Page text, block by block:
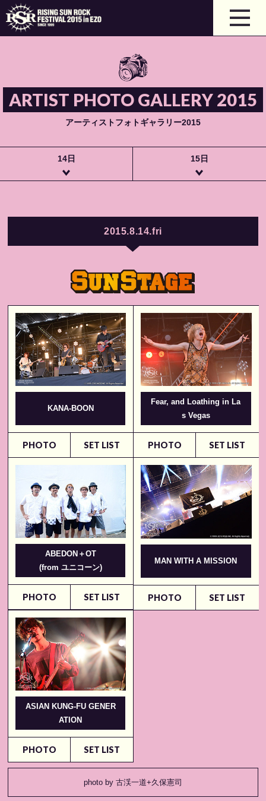
ARTIST PHOTO GALLERY 2015
アーティストフォトギャラリー2015
14日 15日
2015.8.14.fri
KANA-BOON
PHOTO SET LIST
Fear, and Loathing in La
s Vegas
PHOTO SET LIST
ABEDON＋OT
(from ユニコーン)
PHOTO SET LIST
MAN WITH A MISSION
PHOTO SET LIST
ASIAN KUNG-FU GENER
ATION
PHOTO SET LIST
photo by 古渓一道+久保憲司